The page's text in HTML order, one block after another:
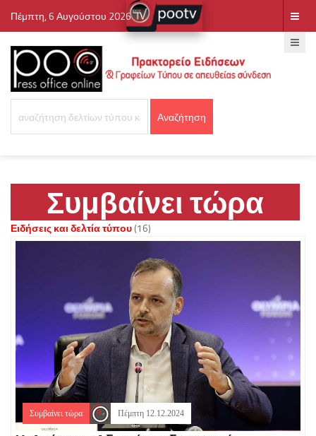
Πέμπτη, 6 Αυγούστου 2026
Συμβαίνει τώρα
Ειδήσεις και δελτία τύπου(16)
Συμβαίνει τώρα Πέμπτη 12.12.2024